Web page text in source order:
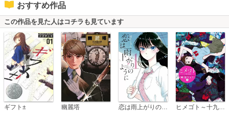
おすすめ作品
この作品を見た人はコチラも見ています
ギフト± 幽麗塔 ヒメゴト～十九歳の制服～